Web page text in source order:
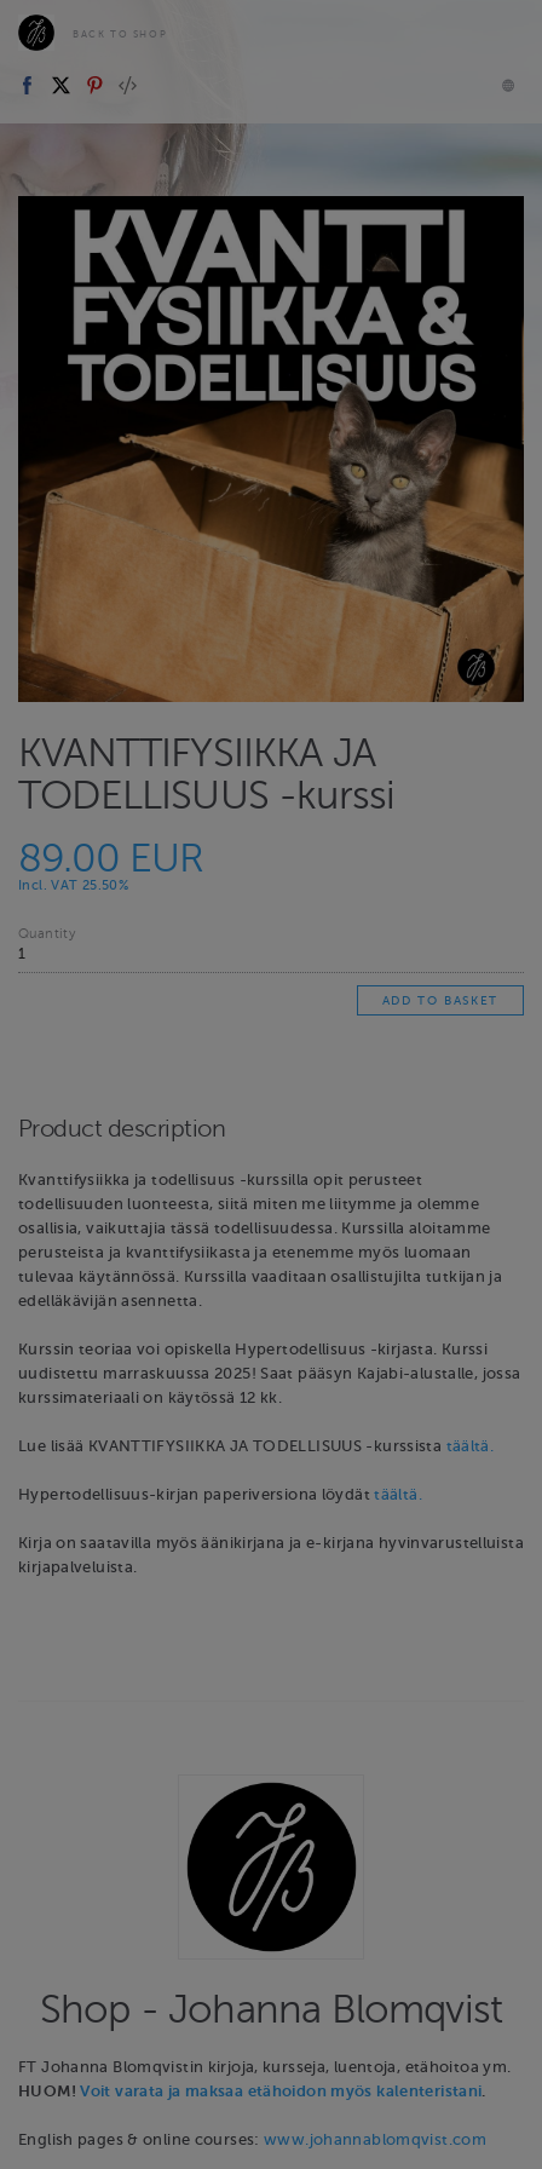
BACK TO SHOP
KVANTTIFYSIIKKA JA
TODELLISUUS -kurssi
89.00 EUR
Incl. VAT 25.50%
Quantity
Product description
Kvanttifysiikka ja todellisuus -kurssilla opit perusteet
todellisuuden luonteesta, siitä miten me liitymme ja olemme
osallisia, vaikuttajia tässä todellisuudessa. Kurssilla aloitamme
perusteista ja kvanttifysiikasta ja etenemme myös luomaan
tulevaa käytännössä. Kurssilla vaaditaan osallistujilta tutkijan ja
edelläkävijän asennetta.
Kurssin teoriaa voi opiskella Hypertodellisuus -kirjasta. Kurssi
uudistettu marraskuussa 2025! Saat pääsyn Kajabi-alustalle, jossa
kurssimateriaali on käytössä 12 kk.
Lue lisää KVANTTIFYSIIKKA JA TODELLISUUS -kurssista täältä.
Hypertodellisuus-kirjan paperiversiona löydättäältä.
Kirja on saatavilla myös äänikirjana ja e-kirjana hyvinvarustelluista
kirjapalveluista.
Shop - Johanna Blomqvist
FT Johanna Blomqvistin kirjoja, kursseja, luentoja, etähoitoa ym.
HUOM!Voit varata ja maksaa etähoidon myös kalenteristani.
English pages & online courses:www.johannablomqvist.com